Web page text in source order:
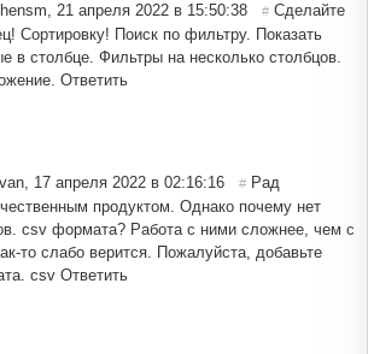
, 21 апреля 2022 в 15:50:38 # Сделайте
Сортировку! Поиск по фильтру. Показать
в столбце. Фильтры на несколько столбцов.
Ответить
, 17 апреля 2022 в 02:16:16 # Рад
продуктом. Однако почему нет
csv формата? Работа с ними сложнее, чем с
то слабо верится. Пожалуйста, добавьте
csv Ответить